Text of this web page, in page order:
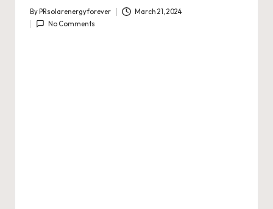
Posted
by
By PRsolarenergyforever
March 21, 2024
No Comments